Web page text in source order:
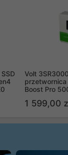
Volt
przetwornica
Boost Pro
1 599,00